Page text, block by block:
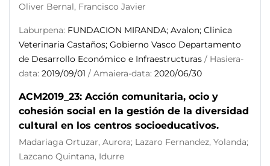
Oliver Bernal, Francisco Javier
Laburpena: FUNDACION MIRANDA; Avalon; Clinica
Veterinaria Castaños; Gobierno Vasco Departamento
de Desarrollo Económico e Infraestructuras / Hasiera-
data: 2019/09/01 / Amaiera-data: 2020/06/30
ACM2019_23: Acción comunitaria, ocio y
cohesión social en la gestión de la diversidad
cultural en los centros socioeducativos.
Madariaga Ortuzar, Aurora; Lazaro Fernandez, Yolanda;
Lazcano Quintana, Idurre